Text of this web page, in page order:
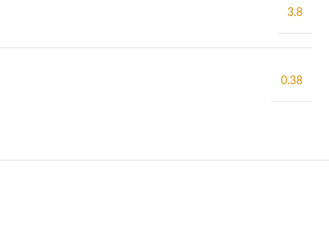
3.8
0.38